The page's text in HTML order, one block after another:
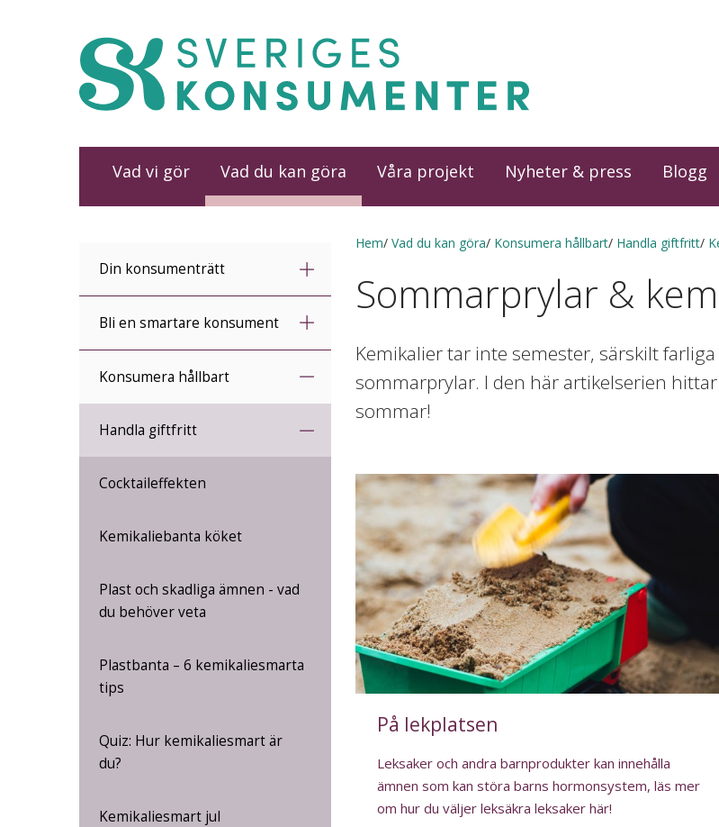
Vad vi gör Vad du kan göra
Din konsumenträtt
Bli en smartare konsument
Konsumera hållbart
Handla giftfritt
Cocktaileffekten
Kemikaliebanta köket
Plast och skadliga ämnen - vad
du behöver veta
Plastbanta – 6 kemikaliesmarta
tips
Quiz: Hur kemikaliesmart är
du?
Kemikaliesmart jul
Våra projekt Nyheter & press Blogg
Hem Vad du kan göra Konsumera hållbart Handla giftfritt
Sommarprylar &
Kemikalier tar inte semester, särskilt
sommarprylar. I den här artikelserien
sommar!
På lekplatsen
Leksaker och andra barnprodukter kan innehålla
ämnen som kan störa barns hormonsystem, läs mer
om hur du väljer leksäkra leksaker här!